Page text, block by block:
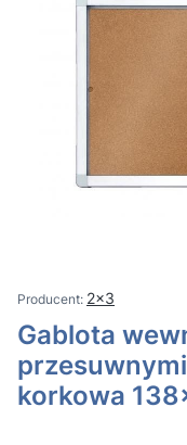
2x3
Gablota
korkowa